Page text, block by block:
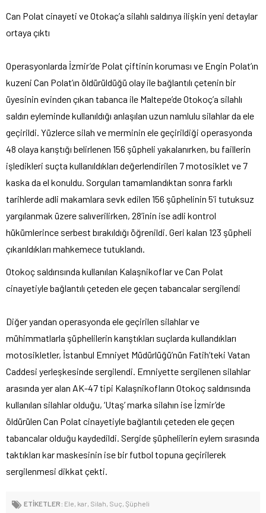
Can Polat cinayeti ve Otokaç’a silahlı saldırıya ilişkin yeni detaylar
ortaya çıktı
Operasyonlarda İzmir’de Polat çiftinin koruması ve Engin Polat’ın
kuzeni Can Polat’ın öldürüldüğü olay ile bağlantılı çetenin bir
üyesinin evinden çıkan tabanca ile Maltepe’de Otokoç’a silahlı
saldırı eyleminde kullanıldığı anlaşılan uzun namlulu silahlar da ele
geçirildi. Yüzlerce silah ve merminin ele geçirildiği operasyonda
48 olaya karıştığı belirlenen 156 şüpheli yakalanırken, bu faillerin
işledikleri suçta kullanıldıkları değerlendirilen 7 motosiklet ve 7
kaska da el konuldu. Sorguları tamamlandıktan sonra farklı
tarihlerde adli makamlara sevk edilen 156 şüphelinin 5’i tutuksuz
yargılanmak üzere salıverilirken, 28’inin ise adli kontrol
hükümlerince serbest bırakıldığı öğrenildi. Geri kalan 123 şüpheli
çıkarıldıkları mahkemece tutuklandı.
Otokoç saldırısında kullanılan Kalaşnikoflar ve Can Polat
cinayetiyle bağlantılı çeteden ele geçen tabancalar sergilendi
Diğer yandan operasyonda ele geçirilen silahlar ve
mühimmatlarla şüphelilerin karıştıkları suçlarda kullandıkları
motosikletler, İstanbul Emniyet Müdürlüğü’nün Fatih’teki Vatan
Caddesi yerleşkesinde sergilendi. Emniyette sergilenen silahlar
arasında yer alan AK-47 tipi Kalaşnikofların Otokoç saldırısında
kullanılan silahlar olduğu, ‘Utaş’ marka silahın ise İzmir’de
öldürülen Can Polat cinayetiyle bağlantılı çeteden ele geçen
tabancalar olduğu kaydedildi. Sergide şüphelilerin eylem sırasında
taktıkları kar maskesinin ise bir futbol topuna geçirilerek
sergilenmesi dikkat çekti.
ETİKETLER: Ele, kar, Silah, Suç, Şüpheli